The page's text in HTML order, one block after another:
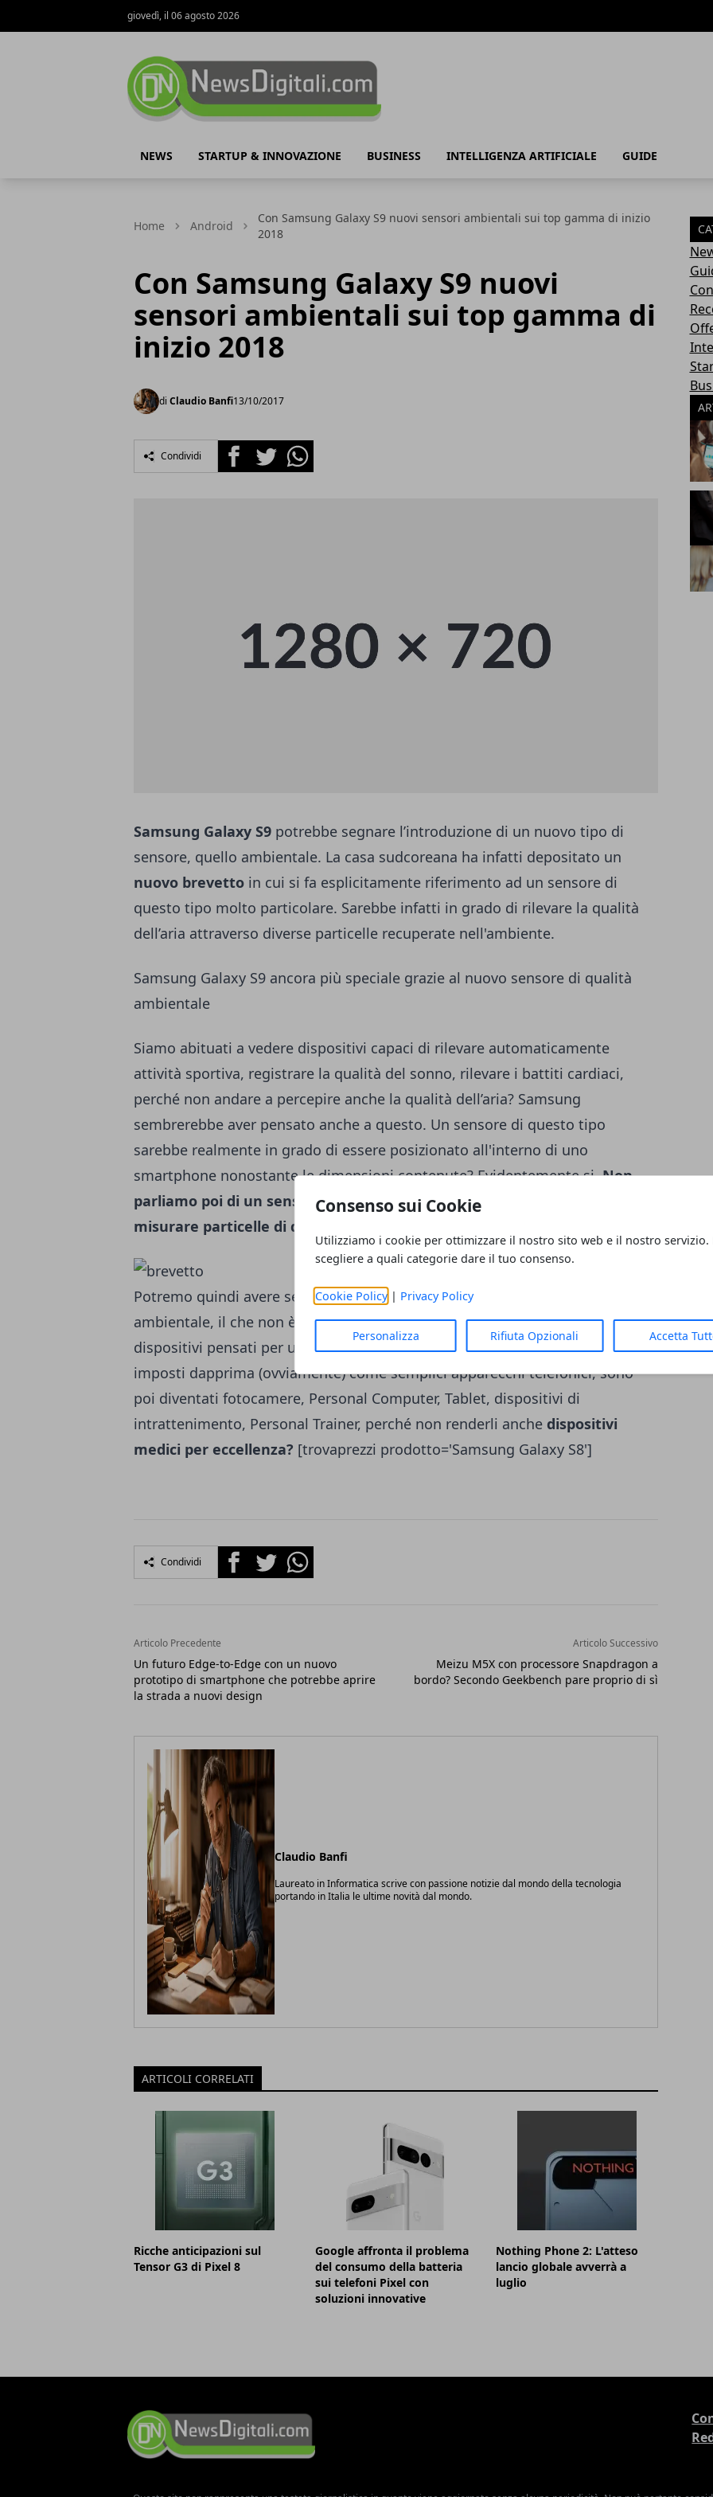
Consenso sui Cookie
Utilizziamo i cookie per ottimizzare il nostro sito web e il nostro servizio.
scegliere a quali categorie dare il tuo consenso.
Cookie Policy| Privacy Policy
Personalizza Rifiuta Opzionali Accetta
giovedì, il 06 agosto 2026
NEWS STARTUP & INNOVAZIONE BUSINESS INTELLIGENZA ARTIFICIALE GUIDE
Home Android
Con Samsung Galaxy S9 nuovi sensori ambientali sui top gamma di inizio
2018
Con Samsung Galaxy S9 nuovi
sensori ambientali sui top gamma di
inizio 2018
di Claudio Banfi13/10/2017
Condividi FacebookTwitterWhatsapp
Samsung Galaxy S9 potrebbe segnare l’introduzione di un nuovo tipo di
sensore, quello ambientale. La casa sudcoreana ha infatti depositato un
nuovo brevetto in cui si fa esplicitamente riferimento ad un sensore di
questo tipo molto particolare. Sarebbe infatti in grado di rilevare la qualità
dell’aria attraverso diverse particelle recuperate nell'ambiente.
Samsung Galaxy S9 ancora più speciale grazie al nuovo sensore di qualità
ambientale
Siamo abituati a vedere dispositivi capaci di rilevare automaticamente
attività sportiva, registrare la qualità del sonno, rilevare i battiti cardiaci,
perché non andare a percepire anche la qualità dell’aria? Samsung
sembrerebbe aver pensato anche a questo. Un sensore di questo tipo
sarebbe realmente in grado di essere posizionato all'interno di uno
smartphone nonostante le dimensioni contenute? Evidentemente si.Non
parliamo poi di un sensore qualunque, ma addirittura in grado di
misurare particelle di diverse dimensioni e quantità
Potremo quindi avere sempre sotto controllo il livello di contaminazione
ambientale, il che non è di certo cosa da poco. Ormai gli smartphone sono
dispositivi pensati per un uso a 360 gradi. Nel corso degli anni si sono
imposti dapprima (ovviamente) come semplici apparecchi telefonici, sono
poi diventati fotocamere, Personal Computer, Tablet, dispositivi di
intrattenimento, Personal Trainer, perché non renderli anche dispositivi
medici per eccellenza? [trovaprezzi prodotto='Samsung Galaxy S8']
Condividi FacebookTwitterWhatsapp
Articolo Precedente
Un futuro Edge-to-Edge con un nuovo
prototipo di smartphone che potrebbe aprire
la strada a nuovi design
Articolo Successivo
Meizu M5X con processore Snapdragon a
bordo? Secondo Geekbench pare proprio di sì
Claudio Banfi
Laureato in Informatica scrive con passione notizie dal mondo della tecnologia
portando in Italia le ultime novità dal mondo.
ARTICOLI CORRELATI
Ricche anticipazioni sul
Tensor G3 di Pixel 8
Google affronta il problema
del consumo della batteria
sui telefoni Pixel con
soluzioni innovative
Nothing Phone 2: L'atteso
lancio globale avverrà a
luglio